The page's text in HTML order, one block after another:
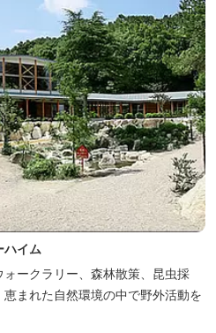
イム
ークラリー、森林散策、昆虫採
まれた自然環境の中で野外活動を